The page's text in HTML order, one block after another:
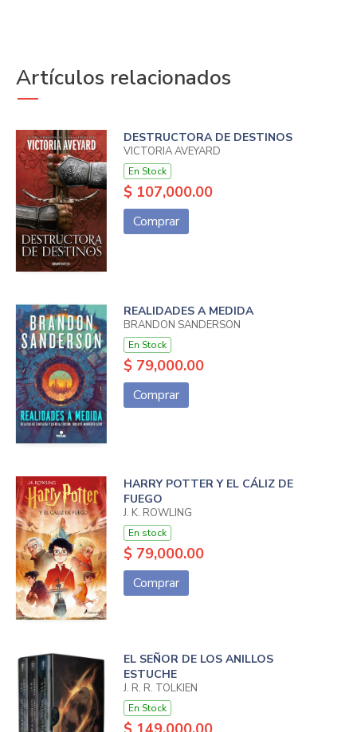
Artículos relacionados
DESTRUCTORA DE DESTINOS
VICTORIA AVEYARD
En Stock
$ 107,000.00
Comprar
REALIDADES A MEDIDA
BRANDON SANDERSON
En Stock
$ 79,000.00
Comprar
HARRY POTTER Y EL CÁLIZ DE
FUEGO
J. K. ROWLING
En stock
$ 79,000.00
Comprar
EL SEÑOR DE LOS ANILLOS
ESTUCHE
J. R. R. TOLKIEN
En Stock